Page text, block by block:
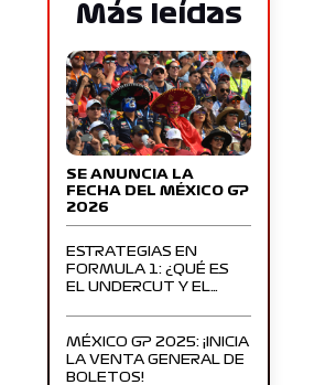
Más leídas
SE ANUNCIA LA
FECHA DEL MÉXICO GP
2026
ESTRATEGIAS EN
FORMULA 1: ¿QUÉ ES
EL UNDERCUT Y EL…
MÉXICO GP 2025: ¡INICIA
LA VENTA GENERAL DE
BOLETOS!